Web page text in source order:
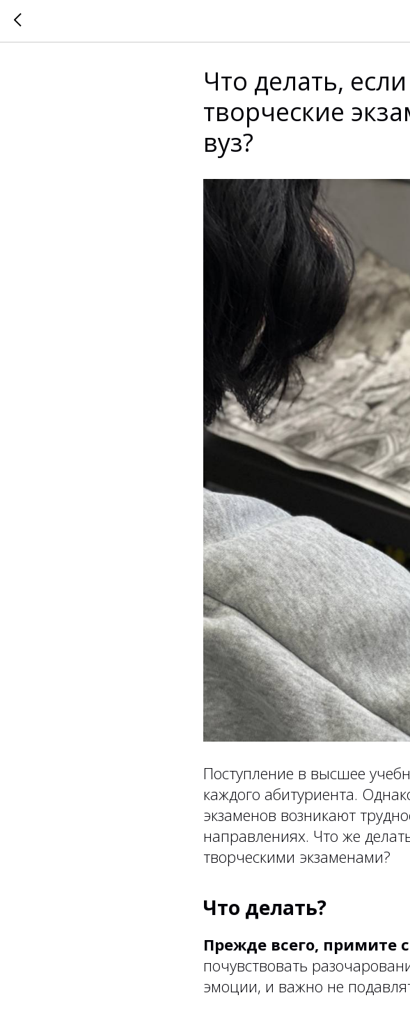
Что делать,
творческие
вуз?
Поступление в высшее
каждого абитуриента.
экзаменов возникают
направлениях. Что же
творческими экзаменами?
Что делать?
Прежде всего, примите
почувствовать
эмоции, и важно не